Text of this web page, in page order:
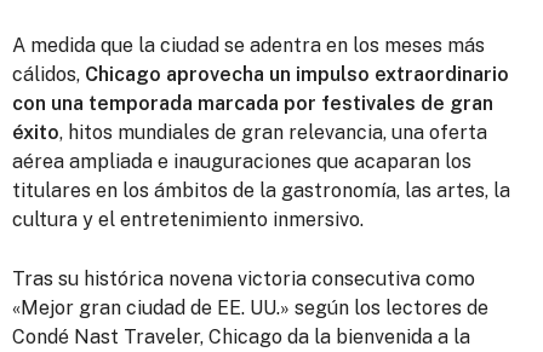
A medida que la ciudad se adentra en los meses más
cálidos, Chicago aprovecha un impulso extraordinario
con una temporada marcada por festivales de gran
éxito, hitos mundiales de gran relevancia, una oferta
aérea ampliada e inauguraciones que acaparan los
titulares en los ámbitos de la gastronomía, las artes, la
cultura y el entretenimiento inmersivo.
Tras su histórica novena victoria consecutiva como
«Mejor gran ciudad de EE. UU.» según los lectores de
Condé Nast Traveler, Chicago da la bienvenida a la